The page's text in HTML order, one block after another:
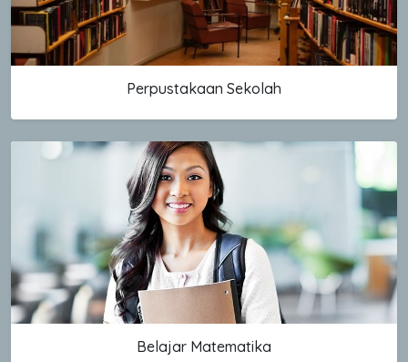
Perpustakaan Sekolah
Belajar Matematika